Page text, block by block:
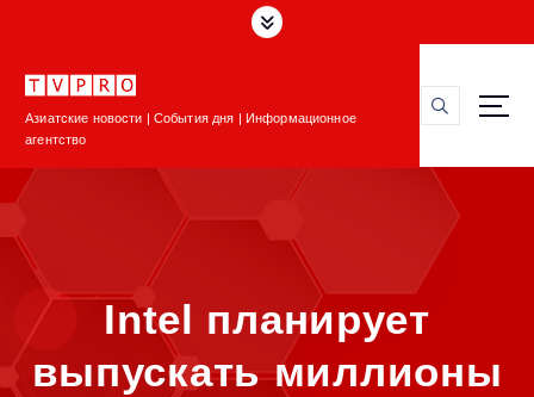
к
Азиатские новости | События дня | Информационное
агентство
Intel планирует
выпускать миллионы